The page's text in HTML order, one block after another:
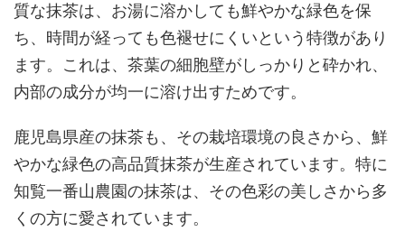
質な抹茶は、お湯に溶かしても鮮やかな緑色を保
ち、時間が経っても色褪せにくいという特徴があり
ます。これは、茶葉の細胞壁がしっかりと砕かれ、
内部の成分が均一に溶け出すためです。
鹿児島県産の抹茶も、その栽培環境の良さから、鮮
やかな緑色の高品質抹茶が生産されています。特に
知覧一番山農園の抹茶は、その色彩の美しさから多
くの方に愛されています。